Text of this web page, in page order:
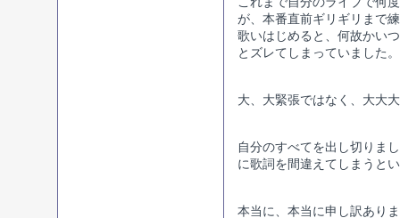
が、本番直前ギリギリまで
歌いはじめると、何故かい
とズレてしまっていました。
大、大緊張ではなく、大大
自分のすべてを出し切りま
に歌詞を間違えてしまうと
本当に、本当に申し訳あり